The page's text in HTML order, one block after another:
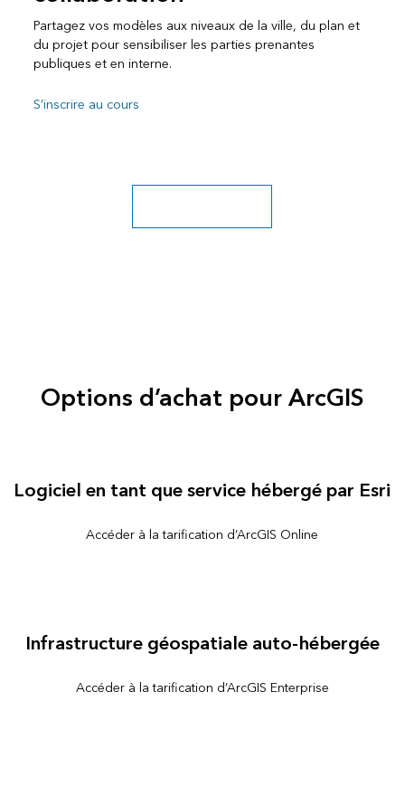
Partagez vos modèles aux niveaux de la ville, du plan et
du projet pour sensibiliser les parties prenantes
publiques et en interne.
S’inscrire au cours
Découvrir plus de cours
Options d’achat pour ArcGIS
Logiciel en tant que service hébergé par Esri
Accéder à la tarification d’ArcGIS Online
Infrastructure géospatiale auto-hébergée
Accéder à la tarification d’ArcGIS Enterprise